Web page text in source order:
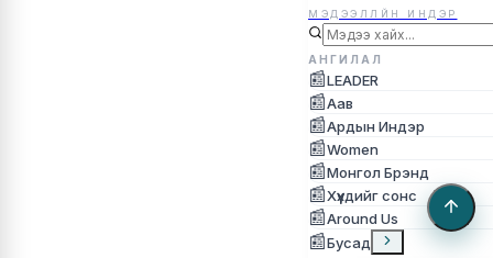
МЭДЭЭЛЛЙН ИНДЭР
АНГИЛАЛ
📰LEADER
📰Аав
📰Ардын Индэр
📰Women
📰Монгол Брэнд
📰Хүүхдийг сонс
📰Around Us
📰Бусад